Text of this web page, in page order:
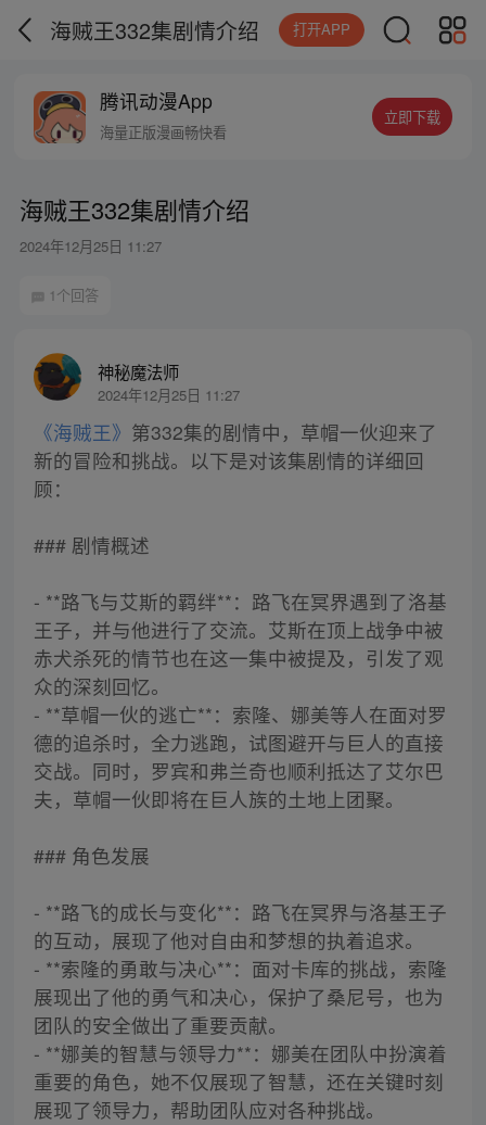
海贼王332集剧情介绍 打开APP
腾讯动漫App
海量正版漫画畅快看
立即下载
海贼王332集剧情介绍
2024年12月25日 11:27
1个回答
神秘魔法师
2024年12月25日 11:27
《海贼王》 第332集的剧情中，草帽一伙迎来了
新的冒险和挑战。以下是对该集剧情的详细回
顾：
### 剧情概述
- **路飞与艾斯的羁绊**：路飞在冥界遇到了洛基
王子，并与他进行了交流。艾斯在顶上战争中被
赤犬杀死的情节也在这一集中被提及，引发了观
众的深刻回忆。
- **草帽一伙的逃亡**：索隆、娜美等人在面对罗
德的追杀时，全力逃跑，试图避开与巨人的直接
交战。同时，罗宾和弗兰奇也顺利抵达了艾尔巴
夫，草帽一伙即将在巨人族的土地上团聚。
### 角色发展
- **路飞的成长与变化**：路飞在冥界与洛基王子
的互动，展现了他对自由和梦想的执着追求。
- **索隆的勇敢与决心**：面对卡库的挑战，索隆
展现出了他的勇气和决心，保护了桑尼号，也为
团队的安全做出了重要贡献。
- **娜美的智慧与领导力**：娜美在团队中扮演着
重要的角色，她不仅展现了智慧，还在关键时刻
展现了领导力，帮助团队应对各种挑战。